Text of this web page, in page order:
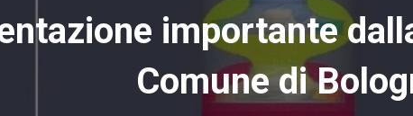
importante
Comune di